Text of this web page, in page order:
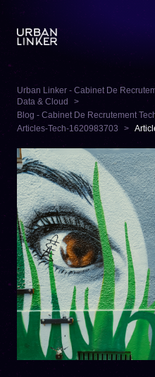
Urban Linker - Cabinet De
Data & Cloud
Blog - Cabinet De Recrutement
Articles-Tech-1620983703